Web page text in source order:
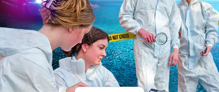
Tickets buchen
Gutscheine bestellen